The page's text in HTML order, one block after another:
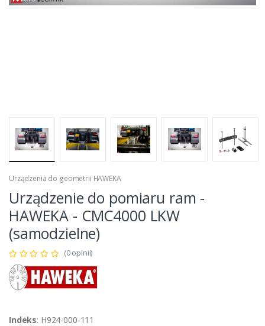
Urządzenia do geometrii HAWEKA
Urządzenie do pomiaru ram -
HAWEKA - CMC4000 LKW
(samodzielne)
(0 opinii)
Indeks: H924-000-111